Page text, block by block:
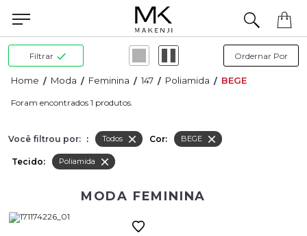
Filtrar
Moda Feminina 147 Poliamida BEGE
1
Você filtrou por: : Todos Cor: BEGE
Tecido: Poliamida
MODA FEMININA